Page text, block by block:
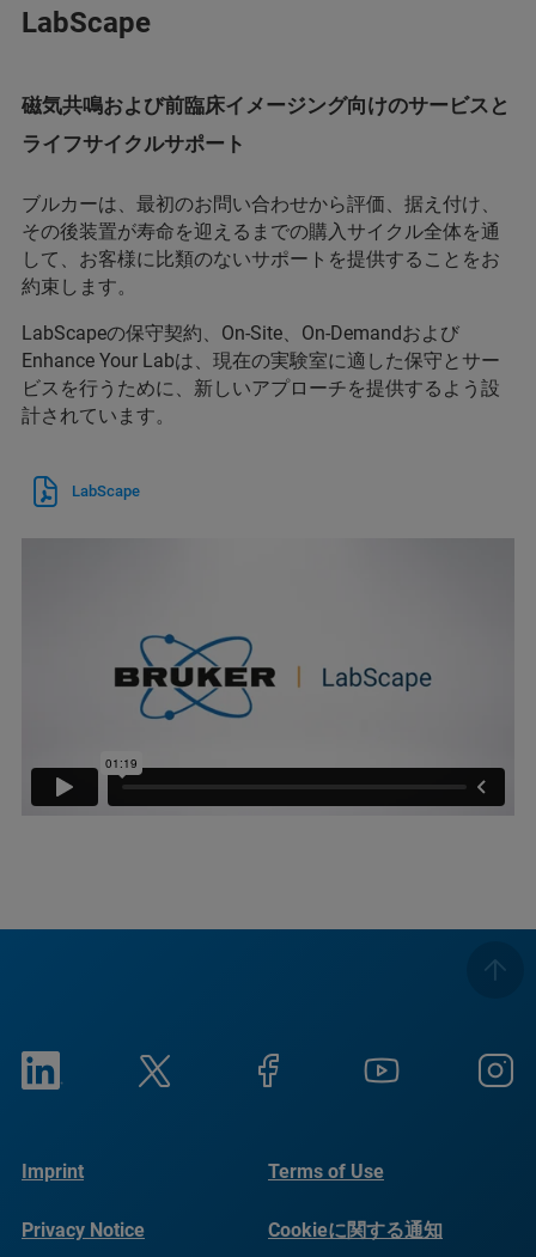
LabScape
磁気共鳴および前臨床イメージング向けのサービスと
ライフサイクルサポート
ブルカーは、最初のお問い合わせから評価、据え付け、
その後装置が寿命を迎えるまでの購入サイクル全体を通
して、お客様に比類のないサポートを提供することをお
約束します。
LabScapeの保守契約、On-Site、On-Demandおよび
Enhance Your Labは、現在の実験室に適した保守とサー
ビスを行うために、新しいアプローチを提供するよう設
計されています。
LabScape
Imprint Terms of Use
Privacy Notice Cookieに関する通知